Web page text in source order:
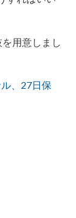
用意しまし
、27日保